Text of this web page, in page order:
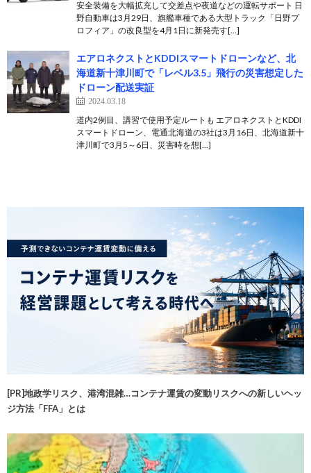
安全装備を大幅拡充して交差点や夜道などの運転サポート 日
野自動車は3月29日、旗艦車種である大型トラック「日野プ
ロフィア」の改良型を4月1日に新発売す[…]
エアロネクストとKDDIスマートドローンなど、北
海道新十津川町で「レベル3.5」飛行の災害想定した
ドローン配送実証
2024.03.18
道内2例目、講習で使用予定ルートも エアロネクストとKDDI
スマートドローン、電通北海道の3社は3月16日、北海道新十
津川町で3月5～6日、災害時を想[…]
[PR]地政学リスク、港湾混雑…コンテナ運賃の変動リスクへの新しいヘッ
ジ方法「FFA」とは